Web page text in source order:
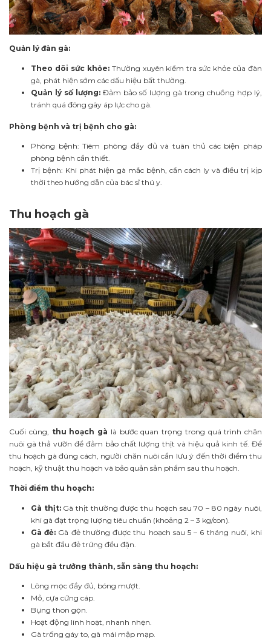
Quản lý đàn gà:
Theo dõi sức khỏe:Thường xuyên kiểm tra sức khỏe của đàn
gà, phát hiện sớm các dấu hiệu bất thường.
Quản lý số lượng: Đảm bảo số lượng gà trong chuồng hợp lý,
tránh quá đông gây áp lực cho gà.
Phòng bệnh và trị bệnh cho gà:
Phòng bệnh: Tiêm phòng đầy đủ và tuân thủ các biện pháp
phòng bệnh cần thiết.
Trị bệnh: Khi phát hiện gà mắc bệnh, cần cách ly và điều trị kịp
thời theo hướng dẫn của bác sĩ thú y.
Thu hoạch gà
Cuối cùng, thu hoạch gà là bước quan trọng trong quá trình chăn
nuôi gà thả vườn để đảm bảo chất lượng thịt và hiệu quả kinh tế. Để
thu hoạch gà đúng cách, người chăn nuôi cần lưu ý đến thời điểm thu
hoạch, kỹ thuật thu hoạch và bảo quản sản phẩm sau thu hoạch.
Thời điểm thu hoạch:
Gà thịt:Gà thịt thường được thu hoạch sau 70 – 80 ngày nuôi,
khi gà đạt trọng lượng tiêu chuẩn (khoảng 2 – 3 kg/con).
Gà đẻ: Gà đẻ thường được thu hoạch sau 5 – 6 tháng nuôi, khi
gà bắt đầu đẻ trứng đều đặn.
Dấu hiệu gà trưởng thành, sẵn sàng thu hoạch:
Lông mọc đầy đủ, bóng mượt.
Mỏ, cựa cứng cáp.
Bụng thon gọn.
Hoạt động linh hoạt, nhanh nhẹn.
Gà trống gáy to, gà mái mập mạp.